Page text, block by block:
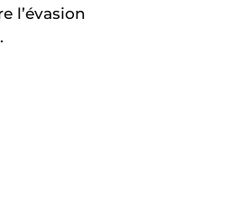
l’évasion